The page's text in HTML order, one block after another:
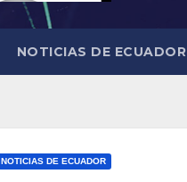
NOTICIAS DE ECUADOR
NOTICIAS DE ECUADOR